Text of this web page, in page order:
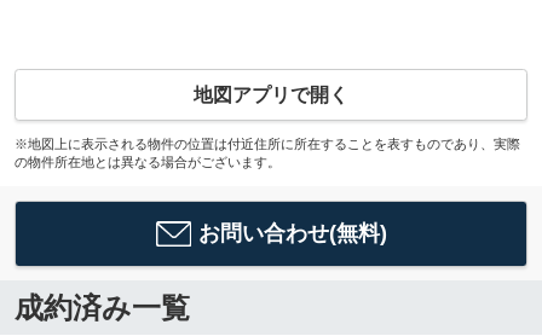
地図アプリで開く
※地図上に表示される物件の位置は付近住所に所在することを表すものであり、実際
の物件所在地とは異なる場合がございます。
お問い合わせ(無料)
成約済み一覧